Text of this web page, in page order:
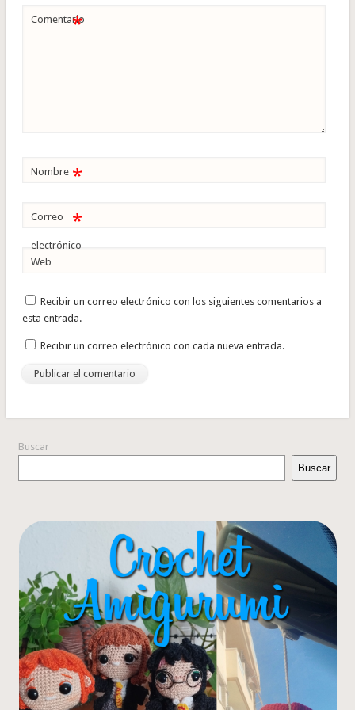
Comentario
*
Nombre *
Correo
electrónico
*
Web
Recibir un correo electrónico con los siguientes comentarios a
esta entrada.
Recibir un correo electrónico con cada nueva entrada.
Buscar
Buscar